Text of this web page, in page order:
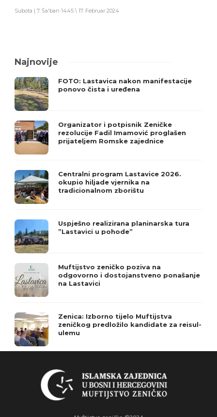
Subota | 7. Ša'ban 1445 \ 17. Februar 2024
Najnovije
FOTO: Lastavica nakon manifestacije
ponovo čista i uređena
Organizator i potpisnik Zeničke
rezolucije Fadil Imamović proglašen
prijateljem Romske zajednice
Centralni program Lastavice 2026.
okupio hiljade vjernika na
tradicionalnom zborištu
Uspješno realizirana planinarska tura
”Lastavici u pohode”
Muftijstvo zeničko poziva na
odgovorno i dostojanstveno ponašanje
na Lastavici
Zenica: Izborno tijelo Muftijstva
zeničkog predložilo kandidate za reisul-
ulemu